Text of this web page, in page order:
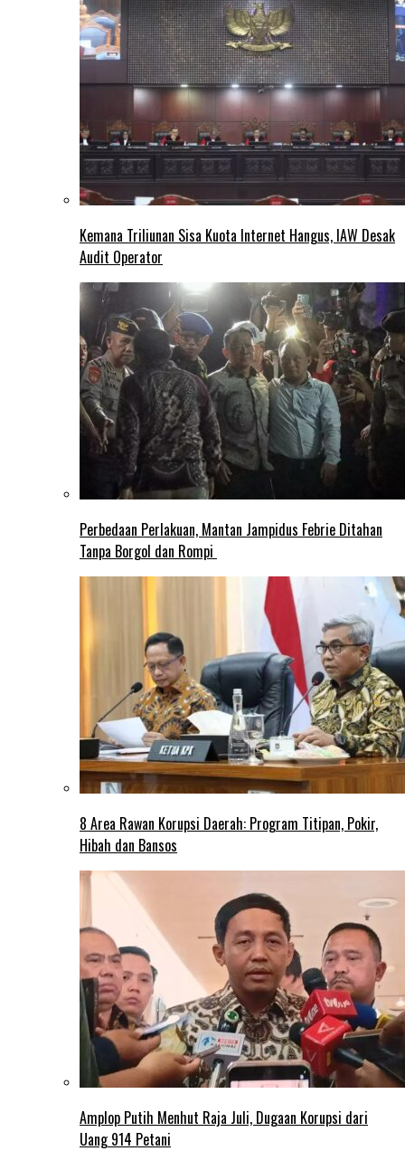
Kemana Triliunan Sisa Kuota Internet Hangus, IAW Desak
Audit Operator
Perbedaan Perlakuan, Mantan Jampidus Febrie Ditahan
Tanpa Borgol dan Rompi
8 Area Rawan Korupsi Daerah: Program Titipan, Pokir,
Hibah dan Bansos
Amplop Putih Menhut Raja Juli, Dugaan Korupsi dari
Uang 914 Petani